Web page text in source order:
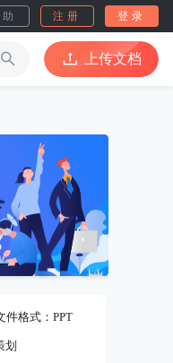
注册 登录
上传文档
件格式：PPT
划